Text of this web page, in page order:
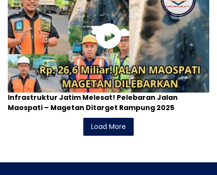
Infrastruktur Jatim Melesat! Pelebaran Jalan
Maospati – Magetan Ditarget Rampung 2025
Load More